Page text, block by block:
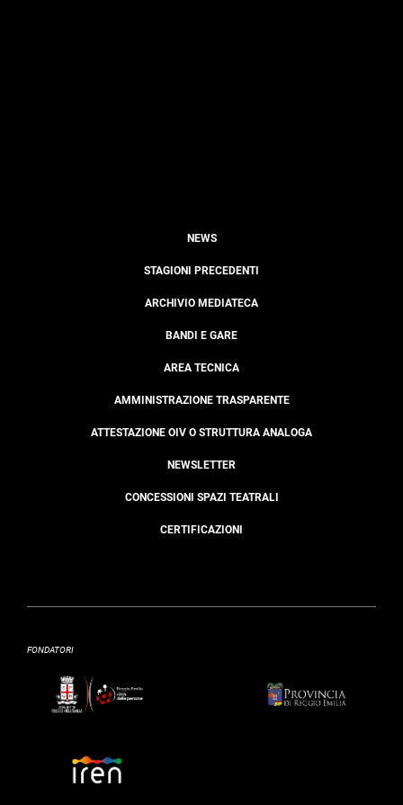
NEWS
STAGIONI PRECEDENTI
ARCHIVIO MEDIATECA
BANDI E GARE
AREA TECNICA
AMMINISTRAZIONE TRASPARENTE
ATTESTAZIONE OIV O STRUTTURA ANALOGA
NEWSLETTER
CONCESSIONI SPAZI TEATRALI
CERTIFICAZIONI
FONDATORI